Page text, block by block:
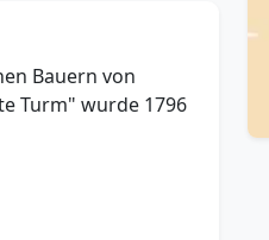
Bauern von
Turm" wurde 1796